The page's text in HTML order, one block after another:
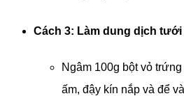
Cách 3: Làm dung dịch tưới
Ngâm 100g bột vỏ
ấm, đậy kín nắp và để